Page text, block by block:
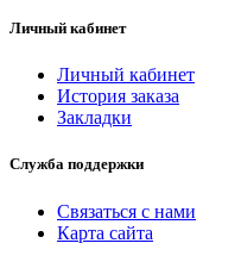
Личный кабинет
Личный кабинет
История заказа
Закладки
Служба поддержки
Связаться с нами
Карта сайта